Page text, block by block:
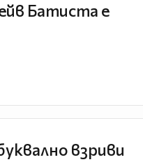
Батиста е
взриви